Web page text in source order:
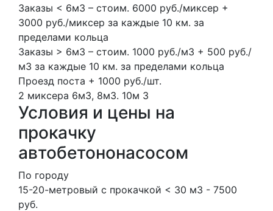
Заказы < 6м3 – стоим. 6000 руб./миксер +
3000 руб./миксер за каждые 10 км. за
пределами кольца
Заказы > 6м3 – стоим. 1000 руб./м3 + 500 руб./
м3 за каждые 10 км. за пределами кольца
Проезд поста + 1000 руб./шт.
2 миксера 6м3, 8м3. 10м 3
Условия и цены на
прокачку
автобетононасосом
По городу
15-20-метровый с прокачкой < 30 м3 - 7500
руб.